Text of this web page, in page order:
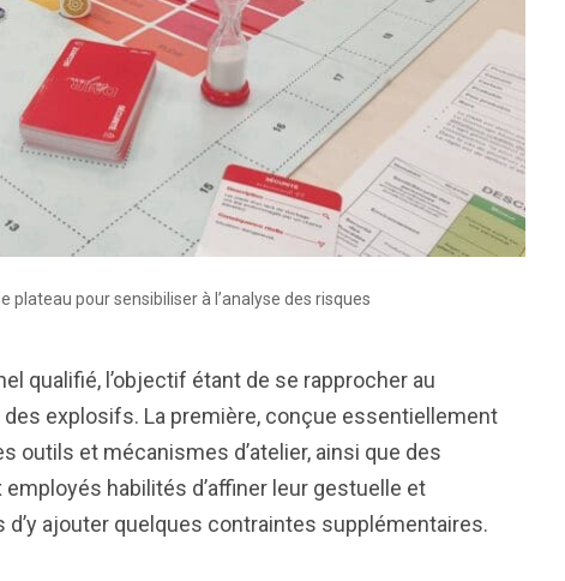
plateau pour sensibiliser à l’analyse des risques
qualifié, l’objectif étant de se rapprocher au
explosifs. La première, conçue essentiellement
outils et mécanismes d’atelier, ainsi que des
habilités d’affiner leur gestuelle et
ajouter quelques contraintes supplémentaires.